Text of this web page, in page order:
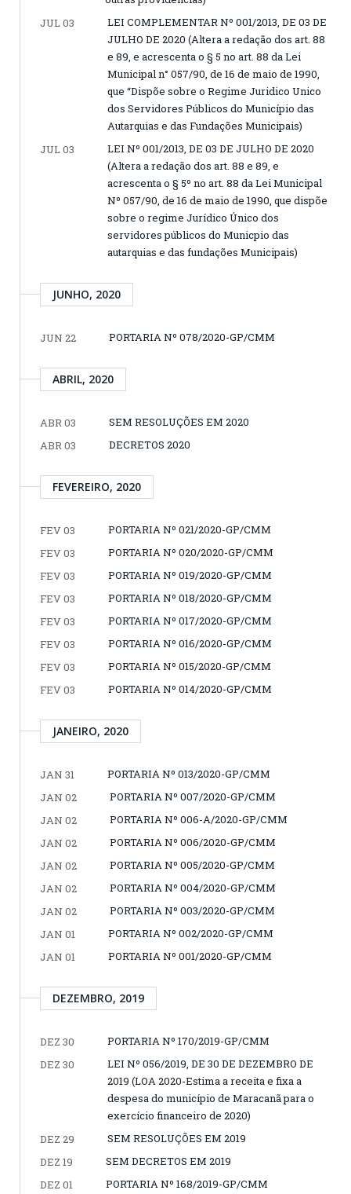
JUL 03
LEI COMPLEMENTAR Nº 001/2013, DE 03 DE
JULHO DE 2020 (Altera a redação dos art. 88
e 89, e acrescenta o § 5 no art. 88 da Lei
Municipal n° 057/90, de 16 de maio de 1990,
que “Dispõe sobre o Regime Juridico Unico
dos Servidores Públicos do Município das
Autarquias e das Fundações Municipais)
JUL 03
LEI Nº 001/2013, DE 03 DE JULHO DE 2020
(Altera a redação dos art. 88 e 89, e
acrescenta o § 5º no art. 88 da Lei Municipal
Nº 057/90, de 16 de maio de 1990, que dispõe
sobre o regime Jurídico Único dos
servidores públicos do Municpio das
autarquias e das fundações Municipais)
JUNHO, 2020
JUN 22 PORTARIA Nº 078/2020-GP/CMM
ABRIL, 2020
ABR 03
SEM RESOLUÇÕES EM 2020
ABR 03
DECRETOS 2020
FEVEREIRO, 2020
FEV 03
PORTARIA Nº 021/2020-GP/CMM
FEV 03
PORTARIA Nº 020/2020-GP/CMM
FEV 03
PORTARIA Nº 019/2020-GP/CMM
FEV 03
PORTARIA Nº 018/2020-GP/CMM
FEV 03
PORTARIA Nº 017/2020-GP/CMM
FEV 03
PORTARIA Nº 016/2020-GP/CMM
FEV 03
PORTARIA Nº 015/2020-GP/CMM
FEV 03
PORTARIA Nº 014/2020-GP/CMM
JANEIRO, 2020
JAN 31
PORTARIA Nº 013/2020-GP/CMM
JAN 02
PORTARIA Nº 007/2020-GP/CMM
JAN 02
PORTARIA Nº 006-A/2020-GP/CMM
JAN 02
PORTARIA Nº 006/2020-GP/CMM
JAN 02
PORTARIA Nº 005/2020-GP/CMM
JAN 02
PORTARIA Nº 004/2020-GP/CMM
JAN 02
PORTARIA Nº 003/2020-GP/CMM
JAN 01
PORTARIA Nº 002/2020-GP/CMM
JAN 01
PORTARIA Nº 001/2020-GP/CMM
DEZEMBRO, 2019
DEZ 30
PORTARIA Nº 170/2019-GP/CMM
DEZ 30
LEI Nº 056/2019, DE 30 DE DEZEMBRO DE
2019 (LOA 2020-Estima a receita e fixa a
despesa do município de Maracanã para o
exercício financeiro de 2020)
DEZ 29
SEM RESOLUÇÕES EM 2019
DEZ 19
SEM DECRETOS EM 2019
DEZ 01
PORTARIA Nº 168/2019-GP/CMM